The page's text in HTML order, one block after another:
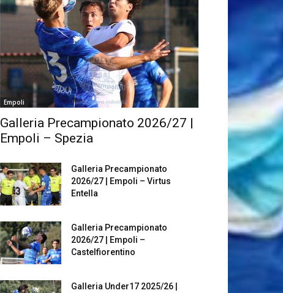
Empoli
Galleria Precampionato 2026/27 |
Empoli – Spezia
Galleria Precampionato
2026/27 | Empoli – Virtus
Entella
Galleria Precampionato
2026/27 | Empoli –
Castelfiorentino
Galleria Under17 2025/26 |